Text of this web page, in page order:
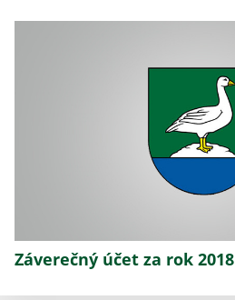
Záverečný účet za rok 2018